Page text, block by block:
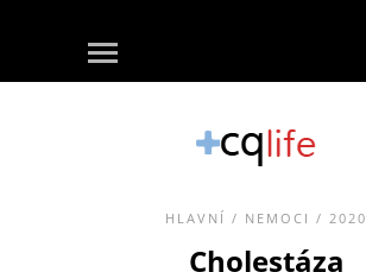
HLAVNÍ / NEMOCI / 2020
Cholestáza